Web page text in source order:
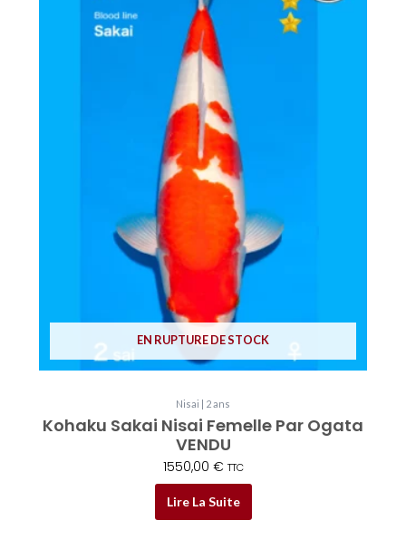
EN RUPTURE DE STOCK
Nisai | 2 ans
Kohaku Sakai Nisai Femelle Par Ogata
VENDU
1550,00 € TTC
Lire La Suite